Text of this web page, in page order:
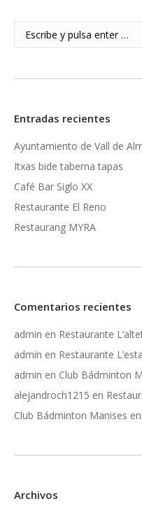
Buscar:
Entradas recientes
Ayuntamiento de Vall de
Itxas bide taberna tapas
Café Bar Siglo XX
Restaurante El Reno
Restaurang MYRA
Comentarios recientes
admin en Restaurante
admin en Restaurante
admin en Club Bádminton
alejandroch1215 en
Club Bádminton Manises en
Archivos